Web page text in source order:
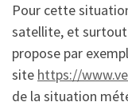
Pour cette
satellite, et
propose par
site https://
de la situation